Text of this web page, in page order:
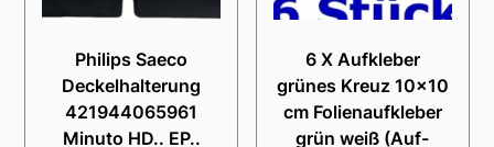
Philips Saeco
Deckelhalterung
421944065961
Minuto HD.. EP..
6 X Aufkleber
grünes Kreuz 10×10
cm Folienaufkleber
grün weiß (Auf-